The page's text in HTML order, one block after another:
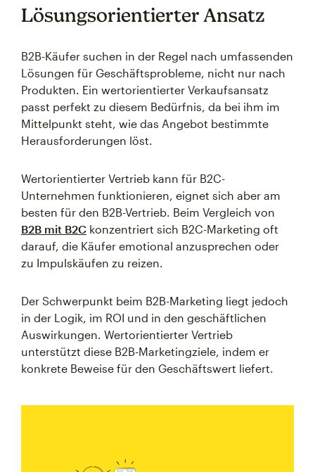
Lösungsorientierter Ansatz
B2B-Käufer suchen in der Regel nach umfassenden
Lösungen für Geschäftsprobleme, nicht nur nach
Produkten. Ein wertorientierter Verkaufsansatz
passt perfekt zu diesem Bedürfnis, da bei ihm im
Mittelpunkt steht, wie das Angebot bestimmte
Herausforderungen löst.
Wertorientierter Vertrieb kann für B2C-
Unternehmen funktionieren, eignet sich aber am
besten für den B2B-Vertrieb. Beim Vergleich von
B2B mit B2C konzentriert sich B2C-Marketing oft
darauf, die Käufer emotional anzusprechen oder
zu Impulskäufen zu reizen.
Der Schwerpunkt beim B2B-Marketing liegt jedoch
in der Logik, im ROI und in den geschäftlichen
Auswirkungen. Wertorientierter Vertrieb
unterstützt diese B2B-Marketingziele, indem er
konkrete Beweise für den Geschäftswert liefert.